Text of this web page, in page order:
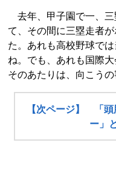
去年、甲子園で一、三
て、その間に三塁走者
た。あれも高校野球で
ね。でも、あれも国際
そのあたりは、向こう
【次ページ】 「頭
ー」